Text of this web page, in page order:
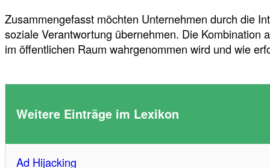
Zusammengefasst möchten Unternehmen durch die
soziale Verantwortung übernehmen. Die
im öffentlichen Raum wahrgenommen wird und wie
Weitere Einträge im Lexikon
Ad Hijacking